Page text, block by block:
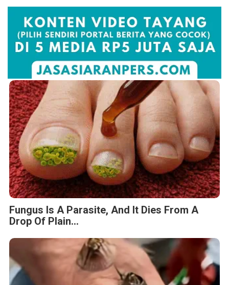
Fungus Is A Parasite, And It Dies From A
Drop Of Plain...